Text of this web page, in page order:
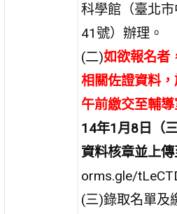
科學館（臺北
41號）辦理。
(二)如欲報名者
相關佐證資料
午前繳交至輔
14年1月8日（
資料核章並上
orms.gle/
(三)錄取名單及